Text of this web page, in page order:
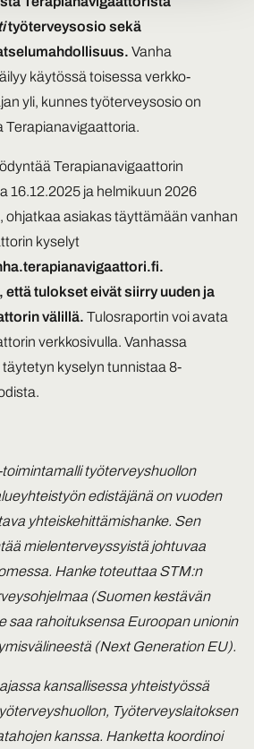
työterveysosio sekä
Vanha
käytössä toisessa verkko-
yli, kunnes työterveysosio on
Terapianavigaattoria.
Terapianavigaattorin
16.12.2025 ja helmikuun 2026
ohjatkaa asiakas täyttämään vanhan
kyselyt
että tulokset eivät siirry uuden ja
välillä. Tulosraportin voi avata
verkkosivulla. Vanhassa
kyselyn tunnistaa 8-
työterveyshuollon
edistäjänä on vuoden
yhteiskehittämishanke. Sen
mielenterveyssyistä johtuvaa
Hanke toteuttaa STM:n
(Suomen kestävän
saa rahoituksensa Euroopan unionin
(Next Generation EU).
kansallisessa yhteistyössä
Työterveyslaitoksen
kanssa. Hanketta koordinoi